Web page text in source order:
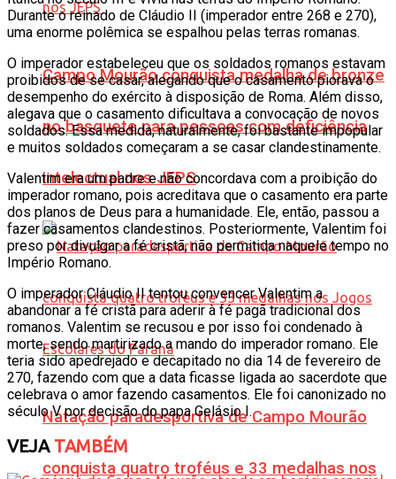
Campo Mourão conquista medalha de bronze
no basquete para pessoas com deficiência
intelectual nos JEPS
Natação paradesportiva de Campo Mourão
conquista quatro troféus e 33 medalhas nos
Durante o reinado de Cláudio II (imperador entre 268 e 270),
uma enorme polêmica se espalhou pelas terras romanas.
O imperador estabeleceu que os soldados romanos estavam
proibidos de se casar, alegando que o casamento piorava o
desempenho do exército à disposição de Roma. Além disso,
alegava que o casamento dificultava a convocação de novos
soldados. Essa medida, naturalmente, foi bastante impopular
e muitos soldados começaram a se casar clandestinamente.
Valentim era um padre e não concordava com a proibição do
imperador romano, pois acreditava que o casamento era parte
dos planos de Deus para a humanidade. Ele, então, passou a
fazer casamentos clandestinos. Posteriormente, Valentim foi
preso por divulgar a fé cristã, não permitida naquele tempo no
Império Romano.
O imperador Cláudio II tentou convencer Valentim a
abandonar a fé cristã para aderir à fé pagã tradicional dos
romanos. Valentim se recusou e por isso foi condenado à
morte, sendo martirizado a mando do imperador romano. Ele
teria sido apedrejado e decapitado no dia 14 de fevereiro de
270, fazendo com que a data ficasse ligada ao sacerdote que
celebrava o amor fazendo casamentos. Ele foi canonizado no
século V por decisão do papa Gelásio I.
VEJATAMBÉM